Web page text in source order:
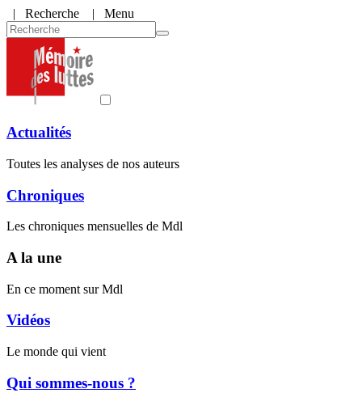
| Recherche | Menu
Actualités
Toutes les analyses de nos auteurs
Chroniques
Les chroniques mensuelles de Mdl
A la une
En ce moment sur Mdl
Vidéos
Le monde qui vient
Qui sommes-nous ?